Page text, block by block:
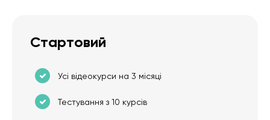
Стартовий
Усі відеокурси на 3 місяці
Тестування з 10 курсів